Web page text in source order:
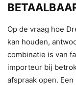
Op de vraag hoe
kan houden,
combinatie is van
importeur bij
afspraak open.